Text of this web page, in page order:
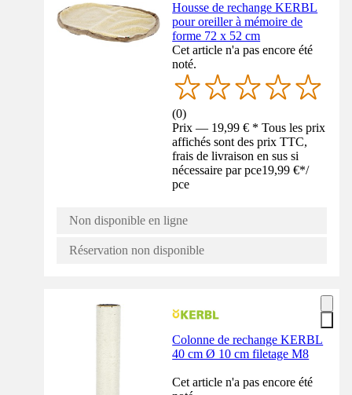
Housse de rechange KERBL
pour oreiller à mémoire de
forme 72 x 52 cm
Cet article n'a pas encore été
noté.
(0)
Prix — 19,99 € * Tous les prix
affichés sont des prix TTC,
frais de livraison en sus si
nécessaire par pce19,99 €*/
pce
Non disponible en ligne
Réservation non disponible
Colonne de rechange KERBL
40 cm Ø 10 cm filetage M8
Cet article n'a pas encore été